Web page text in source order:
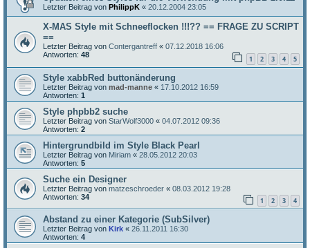
Letzter Beitrag von PhilippK « 20.12.2004 23:05
X-MAS Style mit Schneeflocken !!!?? == FRAGE ZU SCRIPT
==
Letzter Beitrag von Contergantreff « 07.12.2018 16:06
Antworten: 48 1 2 3 4 5
Style xabbRed buttonänderung
Letzter Beitrag von mad-manne « 17.10.2012 16:59
Antworten: 1
Style phpbb2 suche
Letzter Beitrag von StarWolf3000 « 04.07.2012 09:36
Antworten: 2
Hintergrundbild im Style Black Pearl
Letzter Beitrag von Miriam « 28.05.2012 20:03
Antworten: 5
Suche ein Designer
Letzter Beitrag von matzeschroeder « 08.03.2012 19:28
Antworten: 34 1 2 3 4
Abstand zu einer Kategorie (SubSilver)
Letzter Beitrag von Kirk « 26.11.2011 16:30
Antworten: 4